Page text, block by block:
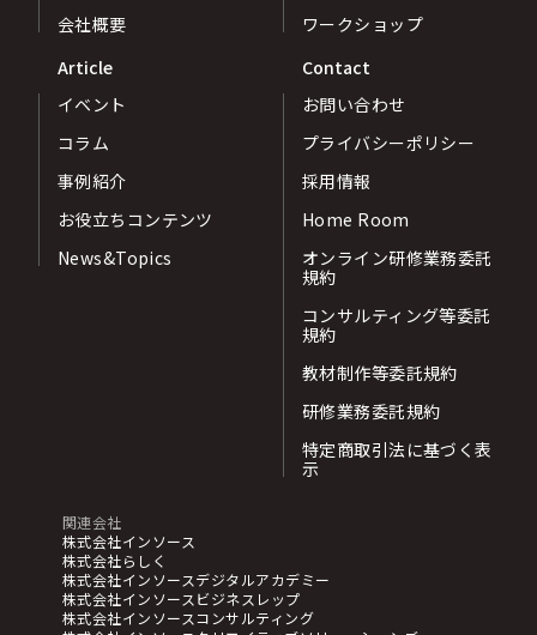
会社概要
ワークショップ
Article
イベント
コラム
事例紹介
お役立ちコンテンツ
News&Topics
Contact
お問い合わせ
プライバシーポリシー
採用情報
Home Room
オンライン研修業務委託
規約
コンサルティング等委託
規約
教材制作等委託規約
研修業務委託規約
特定商取引法に基づく表
示
関連会社
株式会社インソース
株式会社らしく
株式会社インソースデジタルアカデミー
株式会社インソースビジネスレップ
株式会社インソースコンサルティング